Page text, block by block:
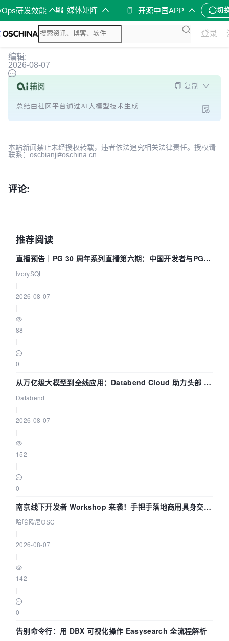
研发效能 媒体矩阵 开源中国APP 切
登录
编辑:
2026-08-07
复制
总结由社区平台通过AI大模型技术生成
本站新闻禁止未经授权转载，违者依法追究相关法律责任。授权请
联系：oscbianji#oschina.cn
评论:
推荐阅读
直播预告｜PG 30 周年系列直播第六期：中国开发者与PG内
核——我们改得动吗？我们贡献了什么？
IvorySQL
2026-08-07
88
0
从万亿级大模型到全线应用：Databend Cloud 助力头部 AI
企业构建全链路 Trace 数据管道
Databend
2026-08-07
152
0
南京线下开发者 Workshop 来袭！手把手落地商用具身交互
智能 Agent 应用
哈哈欧尼OSC
2026-08-07
142
0
告别命令行：用 DBX 可视化操作 Easysearch 全流程解析